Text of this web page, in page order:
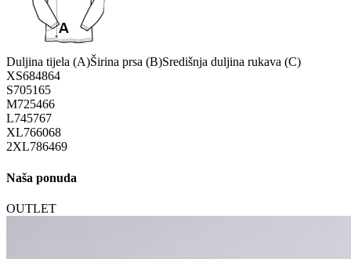
Duljina tijela (A)Širina prsa (B)Središnja duljina rukava (C)
XS684864
S705165
M725466
L745767
XL766068
2XL786469
Naša ponuda
OUTLET